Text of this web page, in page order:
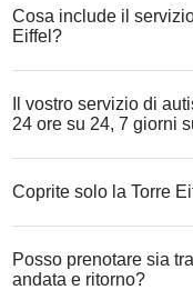
Cosa include il
Eiffel?
Il vostro servizio di
24 ore su 24, 7 giorni
Coprite solo la Torre
Posso prenotare sia
andata e ritorno?